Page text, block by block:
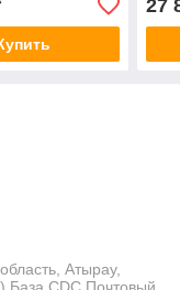
27
Атырау,